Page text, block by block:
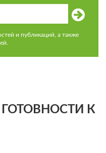
и публикаций, а также
ГОТОВНОСТИ К